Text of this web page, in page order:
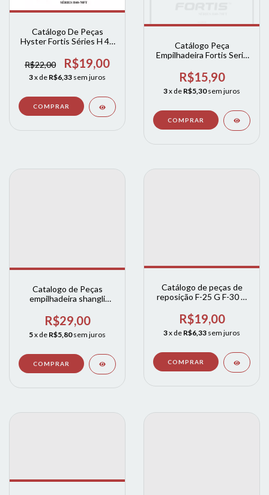
Catálogo De Peças
Hyster Fortis Séries H 40
R$22,00
R$19,00
3x de R$6,33 sem juros
Catálogo Peça
Empilhadeira Fortis Serie
R$15,90
3x de R$5,30 sem juros
Catalogo de Peças
empilhadeira shangli
CPC(D)30SA
CPC(D)35SA
CPC(D)20SA
R$29,00
5x de R$5,80 sem juros
Catálogo de peças de
reposição F-25 G F-30 G
R$19,00
3x de R$6,33 sem juros